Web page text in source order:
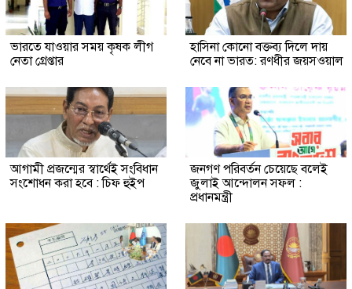
ভারতে যাওয়ার সময় কৃষক লীগ
নেতা গ্রেপ্তার
হাসিনা কোনো বক্তব্য দিলে দায়
নেবে না ভারত: রণধীর জয়সওয়াল
আগামী প্রজন্মের স্বার্থেই সংবিধান
সংশোধন করা হবে : চিফ হুইপ
জনগণ পরিবর্তন চেয়েছে বলেই
জুলাই আন্দোলন সফল :
প্রধানমন্ত্রী